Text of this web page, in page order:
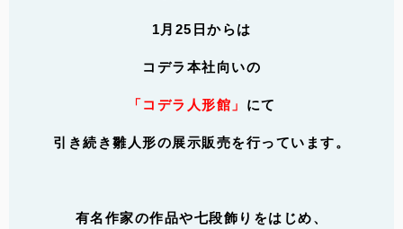
1月25日からは
コデラ本社向いの
「コデラ人形館」 にて
引き続き雛人形の展示販売を行っています。
有名作家の作品や七段飾りをはじめ、